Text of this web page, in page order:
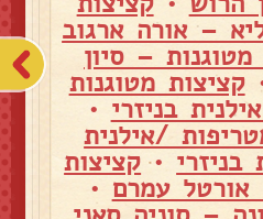
– אורה ארגוב
– סיון
קציצות מטוגנות
בניזרי •
/אילנית
בניזרי • קציצות
עמרם •